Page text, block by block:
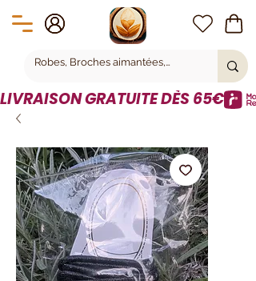
LIVRAISON GRATUITE DÈS 65€